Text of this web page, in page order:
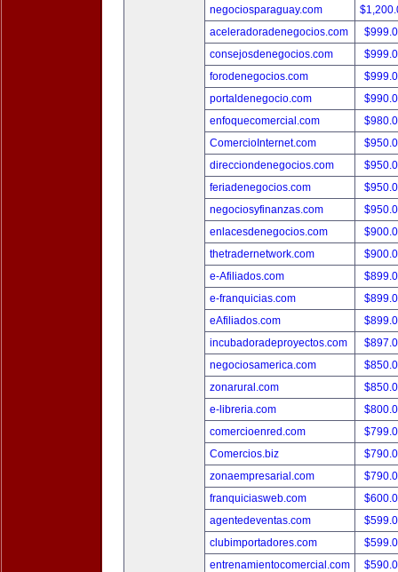
negociosparaguay.com
aceleradoradenegocios.com
consejosdenegocios.com
forodenegocios.com
portaldenegocio.com
enfoquecomercial.com
ComercioInternet.com
direcciondenegocios.com
feriadenegocios.com
negociosyfinanzas.com
enlacesdenegocios.com
thetradernetwork.com
e-Afiliados.com
e-franquicias.com
eAfiliados.com
incubadoradeproyectos.com
negociosamerica.com
zonarural.com
e-libreria.com
comercioenred.com
Comercios.biz
zonaempresarial.com
franquiciasweb.com
agentedeventas.com
clubimportadores.com
entrenamientocomercial.com